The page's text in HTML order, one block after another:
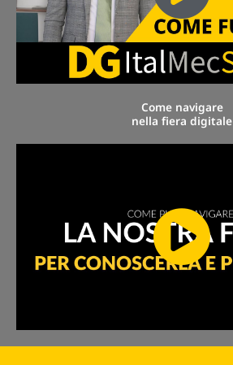
Come navigare
nella fiera digitale